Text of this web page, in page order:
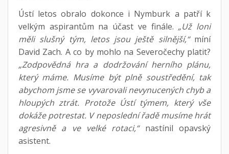
Ústí letos obralo dokonce i Nymburk a patří k
velkým aspirantům na účast ve finále. „Už loni
měli slušný tým, letos jsou ještě silnější,“míní
David Zach. A co by mohlo na Severočechy platit?
„Zodpovědná hra a dodržování herního plánu,
který máme. Musíme být plně soustředění, tak
abychom jsme se vyvarovali nevynucených chyb a
hloupých ztrát. Protože Ústí týmem, který vše
dokáže potrestat. V neposlední řadě musíme hrát
agresivně a ve velké rotaci,“nastínil opavský
asistent.